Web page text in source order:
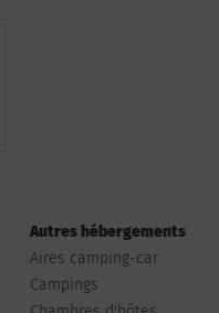
Autres hébergements
Aires camping-car
Campings